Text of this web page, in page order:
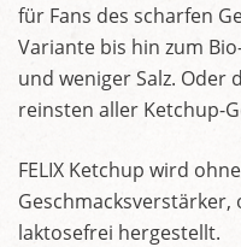
für Fans des scharfen
Variante bis hin zum
und weniger Salz.
reinsten aller Ketchup-
FELIX Ketchup wird
laktosefrei hergestellt.